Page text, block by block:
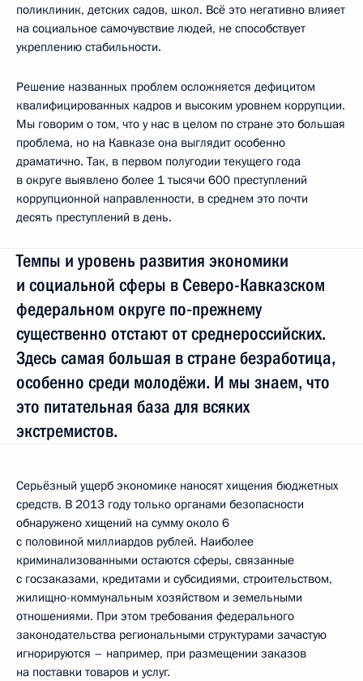
поликлиник, детских садов, школ. Всё это негативно влияет
на социальное самочувствие людей, не способствует
укреплению стабильности.
Решение названных проблем осложняется дефицитом
квалифицированных кадров и высоким уровнем коррупции.
Мы говорим о том, что у нас в целом по стране это большая
проблема, но на Кавказе она выглядит особенно
драматично. Так, в первом полугодии текущего года
в округе выявлено более 1 тысячи 600 преступлений
коррупционной направленности, в среднем это почти
десять преступлений в день.
Темпы и уровень развития экономики
и социальной сферы в Северо-Кавказском
федеральном округе по‑прежнему
существенно отстают от среднероссийских.
Здесь самая большая в стране безработица,
особенно среди молодёжи. И мы знаем, что
это питательная база для всяких
экстремистов.
Серьёзный ущерб экономике наносят хищения бюджетных
средств. В 2013 году только органами безопасности
обнаружено хищений на сумму около 6
с половиной миллиардов рублей. Наиболее
криминализованными остаются сферы, связанные
с госзаказами, кредитами и субсидиями, строительством,
жилищно-коммунальным хозяйством и земельными
отношениями. При этом требования федерального
законодательства региональными структурами зачастую
игнорируются – например, при размещении заказов
на поставки товаров и услуг.